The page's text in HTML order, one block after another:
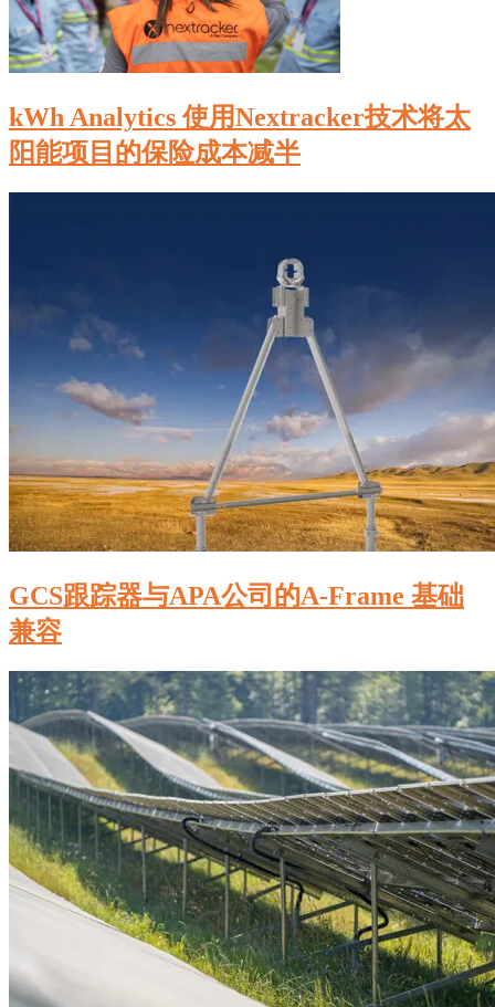
kWh Analytics 使用Nextracker技术将太
阳能项目的保险成本减半
GCS跟踪器与APA公司的A-Frame 基础
兼容